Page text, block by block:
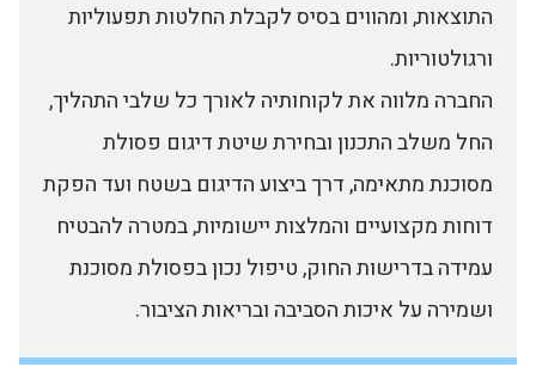
התוצאות, ומהווים בסיס לקבלת החלטות תפעוליות
ורגולטוריות.
החברה מלווה את לקוחותיה לאורך כל שלבי התהליך,
החל משלב התכנון ובחירת שיטת דיגום פסולת
מסוכנת מתאימה, דרך ביצוע הדיגום בשטח ועד הפקת
דוחות מקצועיים והמלצות יישומיות, במטרה להבטיח
עמידה בדרישות החוק, טיפול נכון בפסולת מסוכנת
ושמירה על איכות הסביבה ובריאות הציבור.